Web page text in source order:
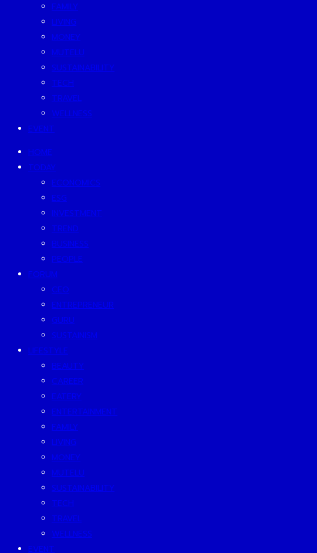
FAMILY
LIVING
MONEY
MUTELU
SUSTAINABILITY
TECH
TRAVEL
WELLNESS
EVENT
HOME
TODAY
ECONOMICS
ESG
INVESTMENT
TREND
BUSINESS
PEOPLE
FORUM
CEO
ENTREPRENEUR
GURU
SUSTAINISM
LIFESTYLE
BEAUTY
CAREER
EATERY
ENTERTAINMENT
FAMILY
LIVING
MONEY
MUTELU
SUSTAINABILITY
TECH
TRAVEL
WELLNESS
EVENT